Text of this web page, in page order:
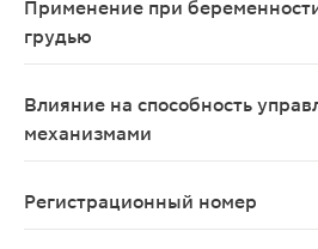
Применение при
грудью
Влияние на способность
механизмами
Регистрационный номер